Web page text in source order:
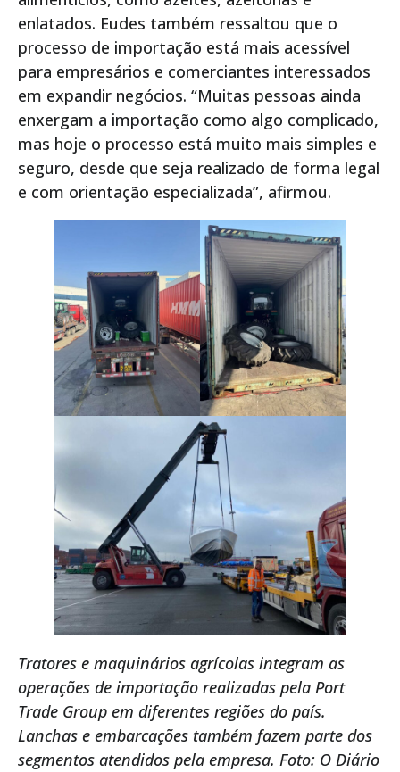
enlatados. Eudes também ressaltou que o
processo de importação está mais acessível
para empresários e comerciantes interessados
em expandir negócios. “Muitas pessoas ainda
enxergam a importação como algo complicado,
mas hoje o processo está muito mais simples e
seguro, desde que seja realizado de forma legal
e com orientação especializada”, afirmou.
Tratores e maquinários agrícolas integram as
operações de importação realizadas pela Port
Trade Group em diferentes regiões do país.
Lanchas e embarcações também fazem parte dos
segmentos atendidos pela empresa. Foto: O Diário